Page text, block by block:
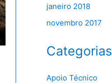
janeiro 2018
novembro 2017
Categorias
Apoio Técnico